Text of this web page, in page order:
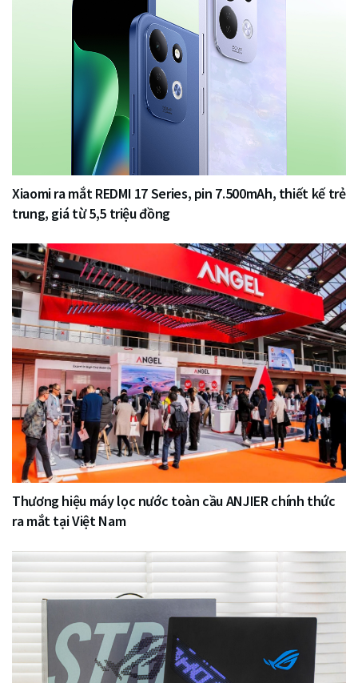
Xiaomi ra mắt REDMI 17 Series, pin 7.500mAh, thiết kế trẻ
trung, giá từ 5,5 triệu đồng
Thương hiệu máy lọc nước toàn cầu ANJIER chính thức
ra mắt tại Việt Nam